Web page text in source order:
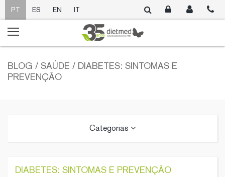
PT ES EN IT
BLOG / SAÚDE / DIABETES: SINTOMAS E
PREVENÇÃO
Categorias
DIABETES: SINTOMAS E PREVENÇÃO